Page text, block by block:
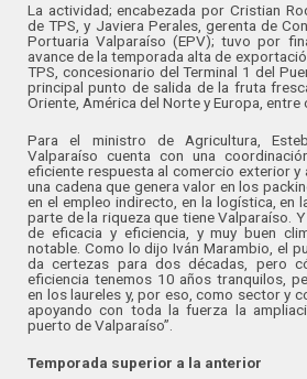
La actividad; encabezada por Cristian
de TPS, y Javiera Perales, gerenta de
Portuaria Valparaíso (EPV); tuvo por
avance de la temporada alta de
TPS, concesionario del Terminal 1 del
principal punto de salida de la fruta
Oriente, América del Norte y Europa,
Para el ministro de Agricultura,
Valparaíso cuenta con una
eficiente respuesta al comercio exterior y
una cadena que genera valor en los
en el empleo indirecto, en la logística, en
parte de la riqueza que tiene Valparaíso.
de eficacia y eficiencia, y muy buen
notable. Como lo dijo Iván Marambio, el
da certezas para dos décadas, pero
eficiencia tenemos 10 años tranquilos,
en los laureles y, por eso, como sector y
apoyando con toda la fuerza la
puerto de Valparaíso”.
Temporada superior a la anterior